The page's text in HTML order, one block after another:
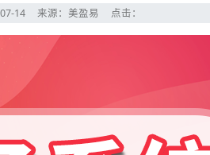
07-14来源：美盈易 点击：